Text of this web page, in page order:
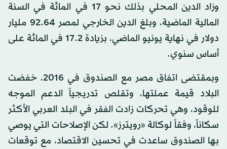
وزاد الدين المحلي بذلك نحو 17 في المائة في السنة
المالية الماضية، وبلغ الدين الخارجي لمصر 92.64 مليار
دولار في نهاية يونيو الماضي، بزيادة 17.2 في المائة على
أساس سنوي.
وبمقتضى اتفاق مصر مع الصندوق في 2016، خفضت
البلاد قيمة عملتها، وتقلص تدريجياً الدعم الموجه
للوقود، وهي تحركات زادت الفقر في البلد العربي الأكثر
سكاناً، وفقاً لوكالة «رويترز». لكن الإصلاحات التي يوصي
بها الصندوق ساعدت في تحسين الاقتصاد، مع توقعات